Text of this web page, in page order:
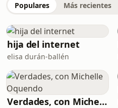
Populares Más recientes
hija del internet
elisa durán-ballén
Verdades, con Michelle Oquendo